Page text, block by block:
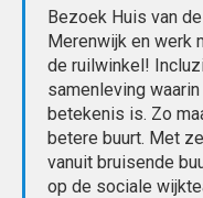
Bezoek Huis van de
Merenwijk en werk
de ruilwinkel!
samenleving
betekenis is. Zo
betere buurt. Met
vanuit bruisende
op de sociale